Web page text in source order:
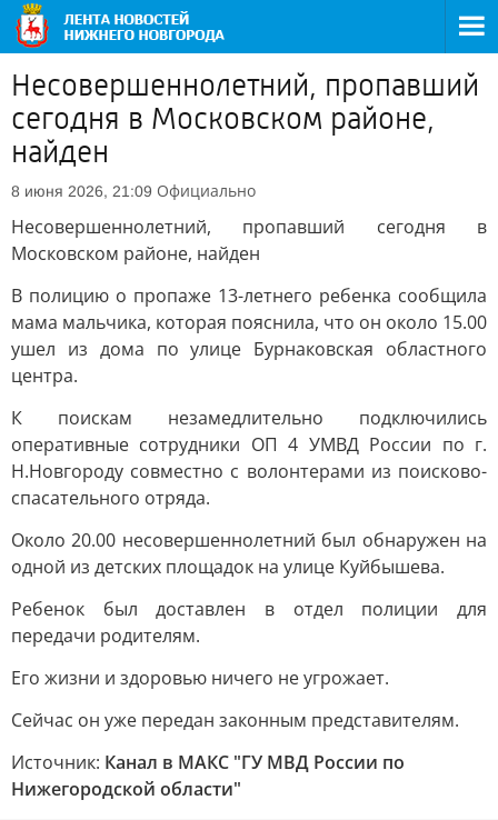
Несовершеннолетний, пропавший
сегодня в Московском районе,
найден
8 июня 2026, 21:09 Официально
Несовершеннолетний, пропавший сегодня в
Московском районе, найден
В полицию о пропаже 13-летнего ребенка сообщила
мама мальчика, которая пояснила, что он около 15.00
ушел из дома по улице Бурнаковская областного
центра.
К поискам незамедлительно подключились
оперативные сотрудники ОП 4 УМВД России по г.
Н.Новгороду совместно с волонтерами из поисково-
спасательного отряда.
Около 20.00 несовершеннолетний был обнаружен на
одной из детских площадок на улице Куйбышева.
Ребенок был доставлен в отдел полиции для
передачи родителям.
Его жизни и здоровью ничего не угрожает.
Сейчас он уже передан законным представителям.
Источник: Канал в МАКС "ГУ МВД России по
Нижегородской области"